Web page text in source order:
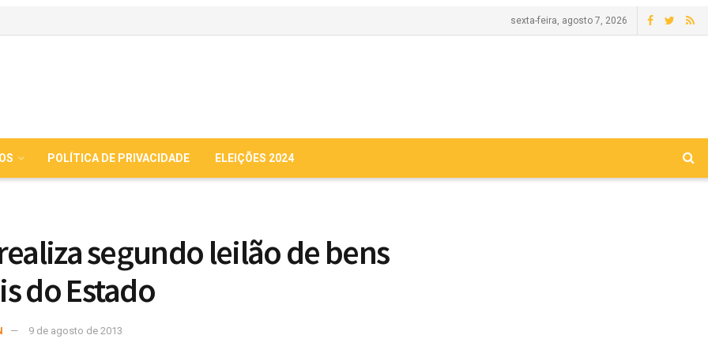
sexta-feira, agosto 7, 2026
POLÍTICA DE PRIVACIDADE ELEIÇÕES 2024
segundo leilão de bens
do Estado
9 de agosto de 2013